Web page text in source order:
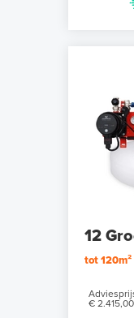
12
tot
€ 2.415,00